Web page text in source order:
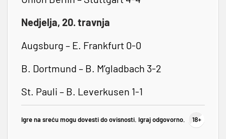
Nedjelja, 20. travnja
Augsburg – E. Frankfurt 0-0
B. Dortmund – B. M’gladbach 3-2
St. Pauli – B. Leverkusen 1-1
Igre na sreću mogu dovesti do ovisnosti. Igraj odgovorno.